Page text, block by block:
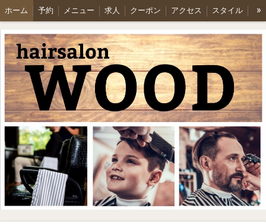
ホーム 予約 メニュー 求人 クーポン アクセス スタイル
スタッフ
»